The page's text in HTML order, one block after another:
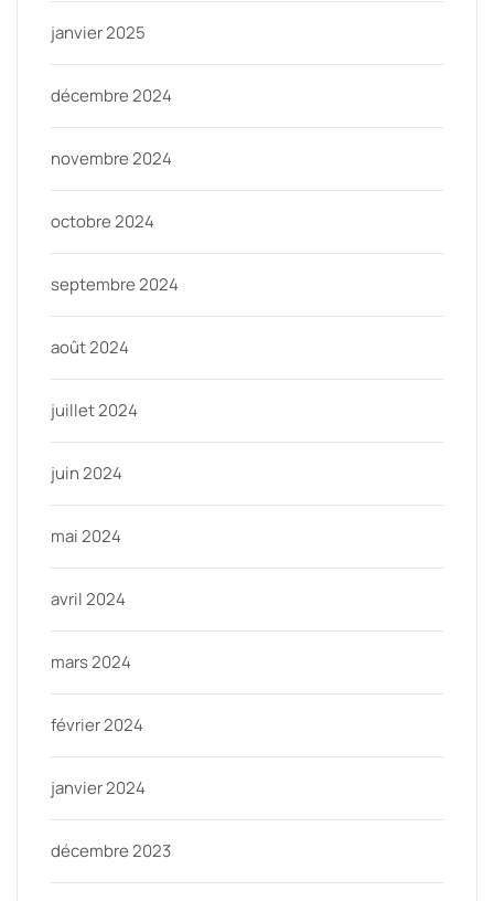
janvier 2025
décembre 2024
novembre 2024
octobre 2024
septembre 2024
août 2024
juillet 2024
juin 2024
mai 2024
avril 2024
mars 2024
février 2024
janvier 2024
décembre 2023